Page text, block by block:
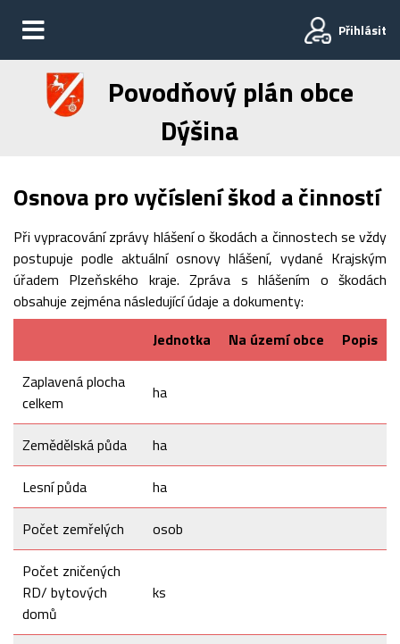
Přihlásit
Povodňový plán obce
Dýšina
Osnova pro vyčíslení škod a činností
Při vypracování zprávy hlášení o škodách a činnostech se vždy
postupuje podle aktuální osnovy hlášení, vydané Krajským
úřadem Plzeňského kraje. Zpráva s hlášením o škodách
obsahuje zejména následující údaje a dokumenty:
Jednotka
Na území obce
Popis
Zaplavená plocha
celkem
ha
Zemědělská půda
ha
Lesní půda
ha
Počet zemřelých
osob
Počet zničených
RD/ bytových
domů
ks